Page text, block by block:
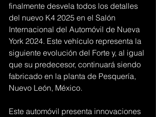
finalmente desvela todos los detalles
del nuevo K4 2025 en el Salón
Internacional del Automóvil de Nueva
York 2024. Este vehículo representa la
siguiente evolución del Forte y, al igual
que su predecesor, continuará siendo
fabricado en la planta de Pesquería,
Nuevo León, México.
Este automóvil presenta innovaciones